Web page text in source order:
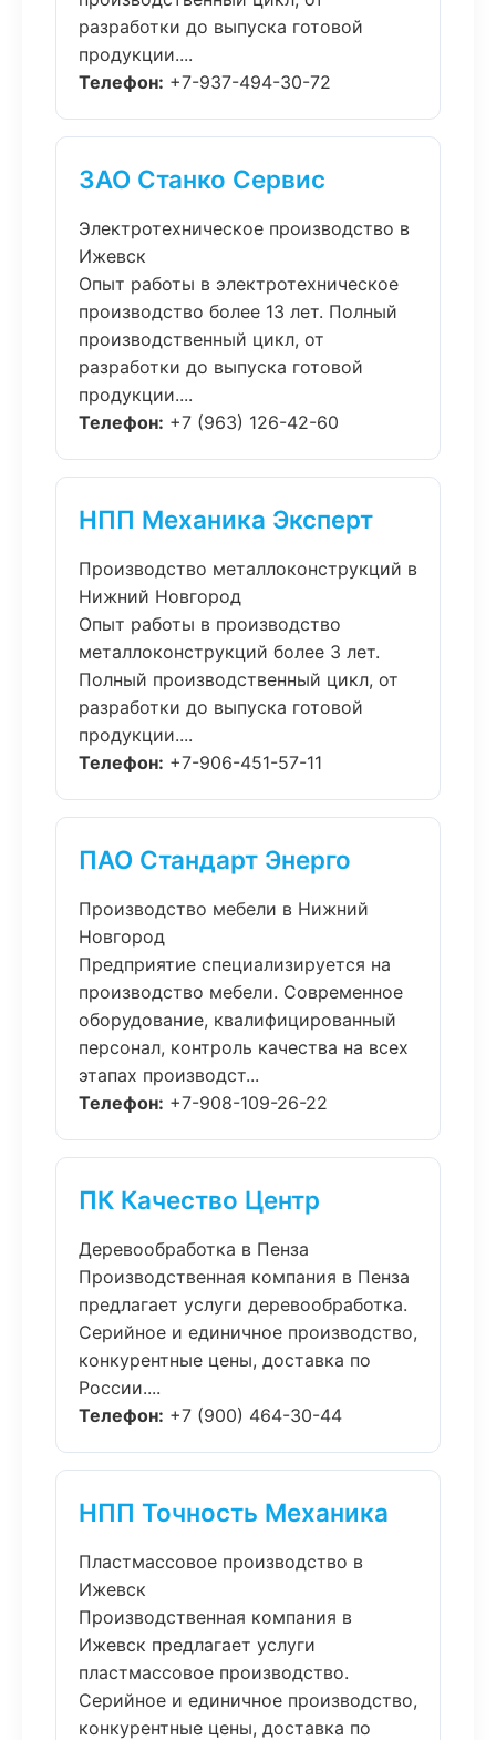
разработки до выпуска готовой
продукции....
Телефон: +7-937-494-30-72
ЗАО Станко Сервис
Электротехническое производство в
Ижевск
Опыт работы в электротехническое
производство более 13 лет. Полный
производственный цикл, от
разработки до выпуска готовой
продукции....
Телефон: +7 (963) 126-42-60
НПП Механика Эксперт
Производство металлоконструкций в
Нижний Новгород
Опыт работы в производство
металлоконструкций более 3 лет.
Полный производственный цикл, от
разработки до выпуска готовой
продукции....
Телефон: +7-906-451-57-11
ПАО Стандарт Энерго
Производство мебели в Нижний
Новгород
Предприятие специализируется на
производство мебели. Современное
оборудование, квалифицированный
персонал, контроль качества на всех
этапах производст...
Телефон: +7-908-109-26-22
ПК Качество Центр
Деревообработка в Пенза
Производственная компания в Пенза
предлагает услуги деревообработка.
Серийное и единичное производство,
конкурентные цены, доставка по
России....
Телефон: +7 (900) 464-30-44
НПП Точность Механика
Пластмассовое производство в
Ижевск
Производственная компания в
Ижевск предлагает услуги
пластмассовое производство.
Серийное и единичное производство,
конкурентные цены, доставка по